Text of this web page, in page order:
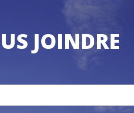
JOINDRE